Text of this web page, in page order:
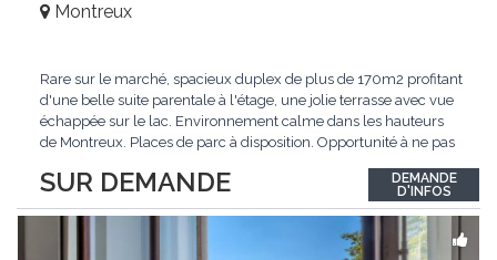
SUR DEMANDE
Montreux
Rare sur le marché, spacieux duplex de plus de 170m2 profitant
d'une belle suite parentale à l'étage, une jolie terrasse avec vue
échappée sur le lac. Environnement calme dans les hauteurs
de Montreux. Places de parc à disposition. Opportunité à ne pas
auf dem Markt, geräumiges Duplex von mehr als 170m2 mit
einer schönen...
DEMANDE
D'INFOS